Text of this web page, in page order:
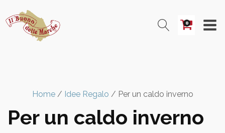
0
Home/ Idee Regalo / Per un caldo inverno
Per un caldo inverno